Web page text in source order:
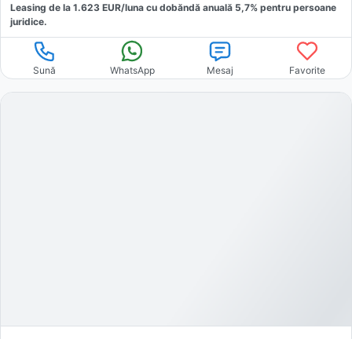
Leasing de la 1.623 EUR/luna cu dobăndă anuală 5,7% pentru persoane
juridice.
Sună WhatsApp Mesaj Favorite